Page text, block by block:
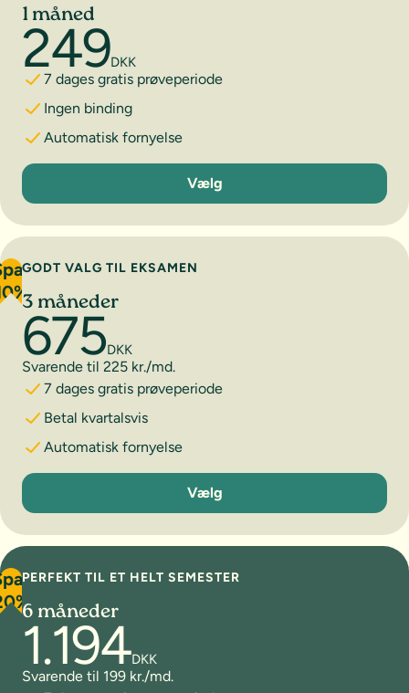
1 måned
249DKK
7 dages gratis prøveperiode
Ingen binding
Automatisk fornyelse
1 måned
Vælg
GODT VALG TIL EKSAMEN
3 måneder
675DKK
Svarende til 225 kr./md.
7 dages gratis prøveperiode
Betal kvartalsvis
Automatisk fornyelse
3 måneder
Vælg
PERFEKT TIL ET HELT SEMESTER
6 måneder
1.194DKK
Svarende til 199 kr./md.